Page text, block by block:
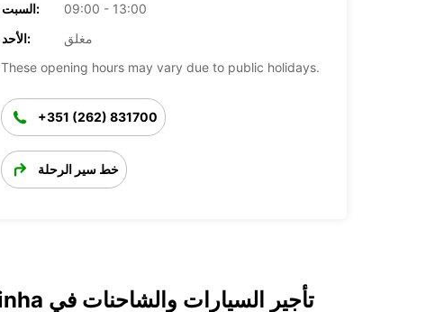
السبت:
09:00 - 13:00
الأحد:
مغلق
These opening hours may vary due to public holidays.
+351 (262) 831700
خط سير الرحلة
تأجير السيارات والشاحنات في Caldas Da Rainha